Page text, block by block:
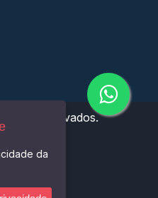
reservados.
da